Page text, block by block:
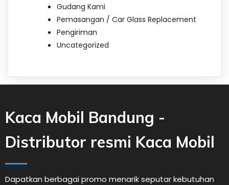
Gudang Kami
Pemasangan / Car Glass Replacement
Pengiriman
Uncategorized
Kaca Mobil Bandung -
Distributor resmi Kaca Mobil
Dapatkan berbagai promo menarik seputar kebutuhan